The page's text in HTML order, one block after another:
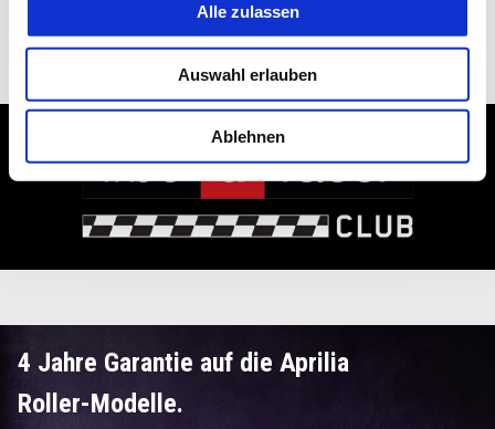
Alle zulassen
Auswahl erlauben
Ablehnen
WERDE MITGLIED DER COMMUNITY
4 Jahre Garantie auf die Aprilia
Roller-Modelle.